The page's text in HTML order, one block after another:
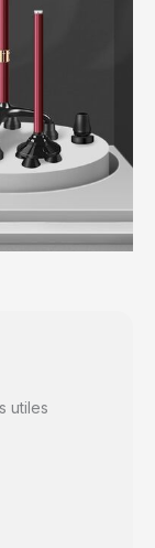
voyage
la
de la
de vos
faire
et
de
parties
utiles